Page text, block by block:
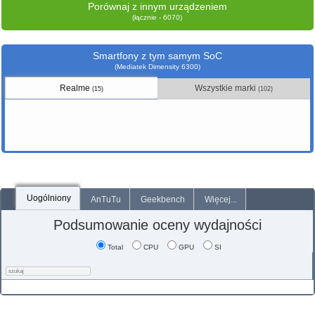
Porównaj z innym urządzeniem
(łącznie - 6070)
Smartfony z tym samym SoC
(Mediatek Dimensity 6300)
Realme (15) Wszystkie marki(102)
Uogólniony AnTuTu Geekbench Więcej...
Podsumowanie oceny wydajności
Total CPU GPU SI